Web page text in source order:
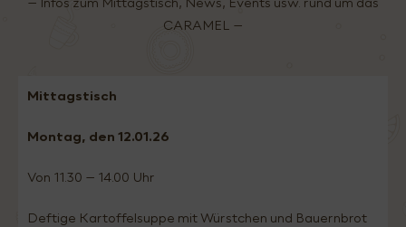
CARAMEL –
Mittagstisch
Montag, den 12.01.26
Von 11.30 – 14.00 Uhr
Deftige Kartoffelsuppe mit Würstchen und Bauernbrot